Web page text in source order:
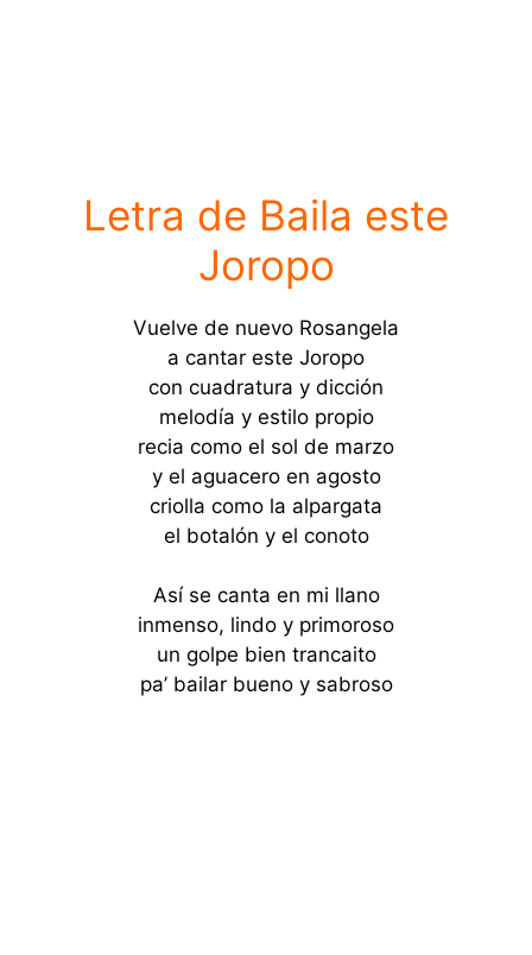
Letra de Baila este
Joropo
Vuelve de nuevo Rosangela
a cantar este Joropo
con cuadratura y dicción
melodía y estilo propio
recia como el sol de marzo
y el aguacero en agosto
criolla como la alpargata
el botalón y el conoto
Así se canta en mi llano
inmenso, lindo y primoroso
un golpe bien trancaito
pa’ bailar bueno y sabroso